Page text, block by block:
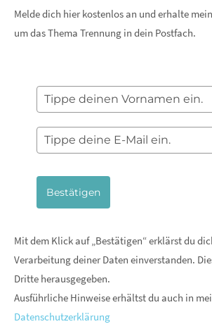
Melde dich hier kostenlos an und erhalte
um das Thema Trennung in dein Postfach.
Bestätigen
Mit dem Klick auf „Bestätigen“ erklärst du
Verarbeitung deiner Daten einverstanden.
Dritte herausgegeben.
Ausführliche Hinweise erhältst du auch in
Datenschutzerklärung